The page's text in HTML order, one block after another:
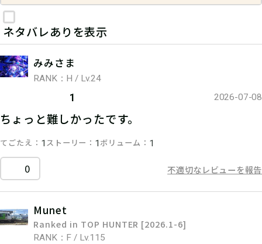
ネタバレありを表示
みみさま
RANK：H / Lv.24
1 2026-07-08
ちょっと難しかったです。
てごたえ 1 ストーリー 1 ボリューム 1
0 不適切なレビューを報告
Munet
Ranked in TOP HUNTER [2026.1-6]
RANK：F / Lv.115